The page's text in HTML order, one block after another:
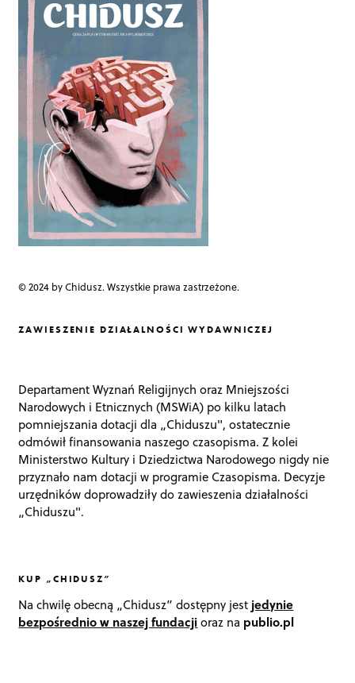
a
t
i
o
n
© 2024 by Chidusz. Wszystkie prawa zastrzeżone.
ZAWIESZENIE DZIAŁALNOŚCI WYDAWNICZEJ
Departament Wyznań Religijnych oraz Mniejszości
Narodowych i Etnicznych (MSWiA) po kilku latach
pomniejszania dotacji dla „Chiduszu", ostatecznie
odmówił finansowania naszego czasopisma. Z kolei
Ministerstwo Kultury i Dziedzictwa Narodowego nigdy nie
przyznało nam dotacji w programie Czasopisma. Decyzje
urzędników doprowadziły do zawieszenia działalności
„Chiduszu".
KUP „CHIDUSZ”
Na chwilę obecną „Chidusz” dostępny jest jedynie
bezpośrednio w naszej fundacjioraz na publio.pl